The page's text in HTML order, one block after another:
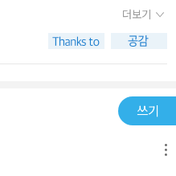
. 외톨이 정애는 자신에게 따뜻
생각한다. 하지만 정애는 보영
는 말을 듣고 가까이 지내려 했
두 여자 친구 사이에서 고민하
하게 되며 나름의 방식으로 아빠
거나 감동을 느껴야할 아이들보
나오는 게 아닐까라는 생각도
이야기를 다시 들려주는 과정에
어하게 되고 결국은 그 아줌마,
에 그 책의 출판을 기대하고 기
을 본 그 책은, 베스트셀러가 아
좋구나 하는 생각을 하게 됐
양한 이야기를 한꺼번에 읽을
책이란 생각이 든다.
더보기
쓰기